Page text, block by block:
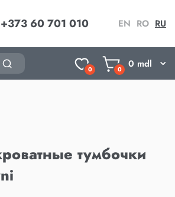
+373 60 701 010 EN RO RU
0 0 0 mdl
тумбочки